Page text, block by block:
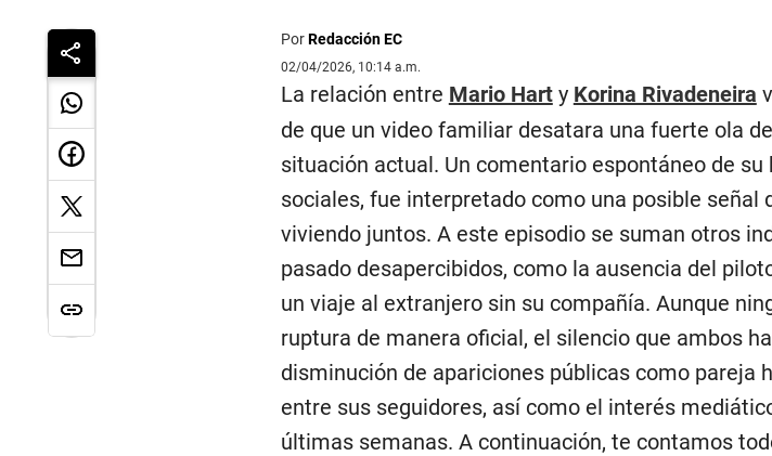
PorRedacción EC
02/04/2026, 10:14 a.m.
La relación entre Mario Harty Korina Rivadeneira
de que un video familiar desatara una fuerte ola
situación actual. Un comentario espontáneo de su
sociales, fue interpretado como una posible señal
viviendo juntos. A este episodio se suman otros
pasado desapercibidos, como la ausencia del
un viaje al extranjero sin su compañía. Aunque
ruptura de manera oficial, el silencio que ambos
disminución de apariciones públicas como pareja
entre sus seguidores, así como el interés
últimas semanas. A continuación, te contamos